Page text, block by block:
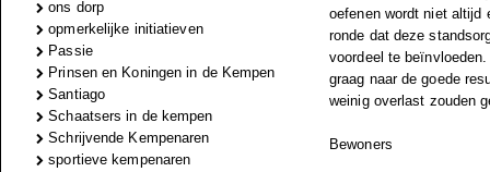
ons dorp
opmerkelijke initiatieven
Passie
Prinsen en Koningen in de Kempen
Santiago
Schaatsers in de kempen
Schrijvende Kempenaren
sportieve kempenaren
oefenen wordt niet altijd
ronde dat deze
voordeel te
graag naar de goede
weinig overlast zouden
Bewoners